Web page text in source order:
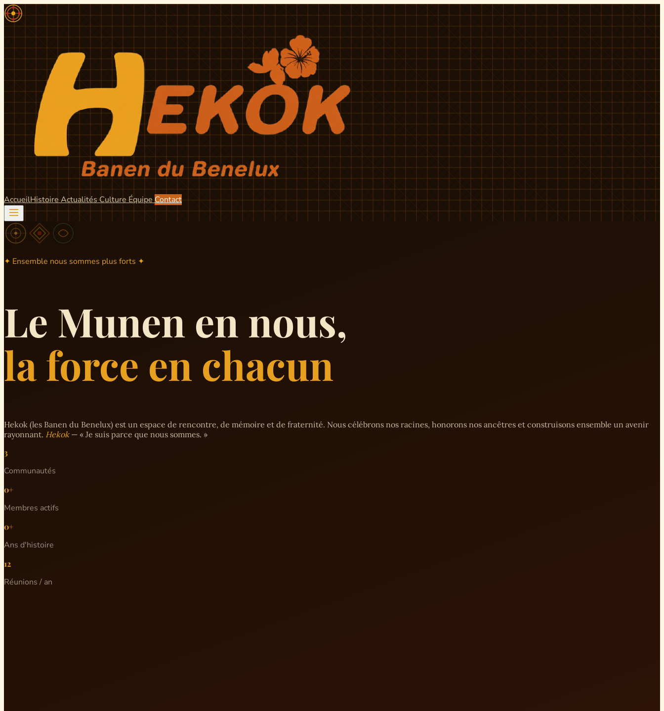
AccueilHistoire ActualitésCulture Équipe Contact
✦ Ensemble nous sommes plus forts ✦
Le Munen en nous,
la force en chacun
Hekok (les Banen du Benelux) est un espace de rencontre, de mémoire et de fraternité. Nous célébrons nos racines, honorons nos ancêtres et construisons ensemble un avenir
rayonnant. Hekok— « Je suis parce que nous sommes. »
3
Communautés
0+
Membres actifs
0+
Ans d'histoire
12
Réunions / an